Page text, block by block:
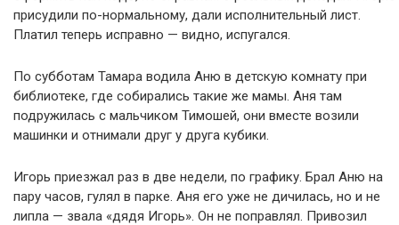
присудили по-нормальному, дали исполнительный лист.
Платил теперь исправно — видно, испугался.
По субботам Тамара водила Аню в детскую комнату при
библиотеке, где собирались такие же мамы. Аня там
подружилась с мальчиком Тимошей, они вместе возили
машинки и отнимали друг у друга кубики.
Игорь приезжал раз в две недели, по графику. Брал Аню на
пару часов, гулял в парке. Аня его уже не дичилась, но и не
липла — звала «дядя Игорь». Он не поправлял. Привозил